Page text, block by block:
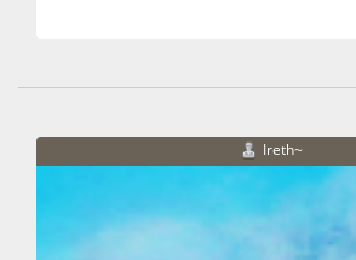
Ireth~